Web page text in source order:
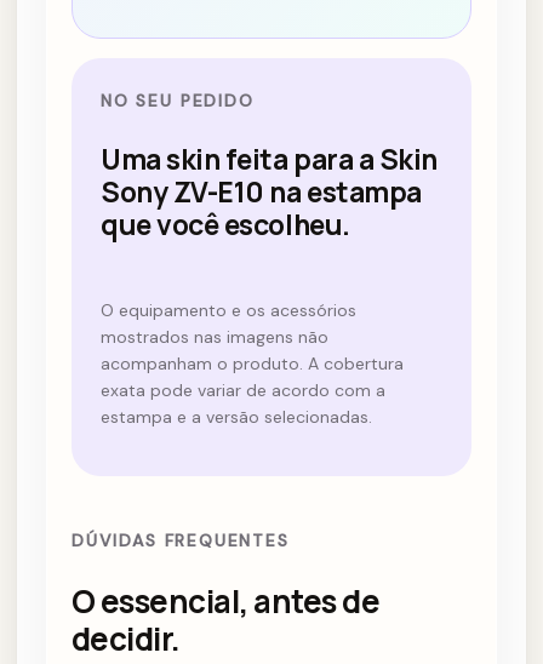
NO SEU PEDIDO
Uma skin feita para a Skin
Sony ZV-E10 na estampa
que você escolheu.
O equipamento e os acessórios
mostrados nas imagens não
acompanham o produto. A cobertura
exata pode variar de acordo com a
estampa e a versão selecionadas.
DÚVIDAS FREQUENTES
O essencial, antes de
decidir.